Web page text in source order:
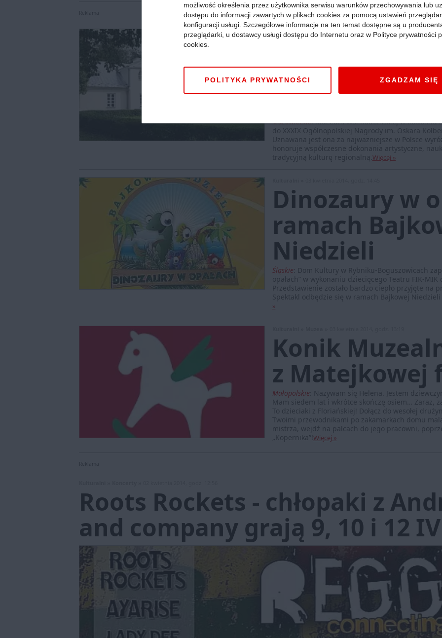
Reklama
Kulturalni »04 kwietnia 2014, godz. 10:13
zasługi dla
ludowej
Mazowieckie:Muzeum Wsi Radomskiej w Radomiu
do XXXIX Ogólnopolskiej Nagrody im. Oskara
Uznawana jest ona za najważniejsze w Polsce
honoruje współczesne dokonania artystyczne,
tradycyjną kulturę regionalną. Więcej »
Dinozaury w
ramach
Niedzieli
Śląskie Dom Kultury w Rybniku-Boguszowicach
opałach” w wykonaniu dziecięcego Teatru FIK-
Przedstawienie zostało bardzo ciepło przyjęte na
Spektakl odbędzie się w ramach Bajkowej Niedzieli
»
Konik
z Matejkowej
Małopolskie Nazywam się Helena. Jestem
Mam siedem lat i wkrótce skończę osiem… Zaraz,
To dzieciaki z Floriańskiej! Dołącz do wesołej
Twoimi przewodnikami po zakamarkach domu
mistrza, wejdź na palcach do jego pracowni,
„Kopernika”! Więcej »
Reklama
Roots Rockets - chłopaki z
and company grają 9, 10 i 12
możliwość określenia przez użytkownika serwisu warunków przechowywania lub
dostępu do informacji zawartych w plikach cookies za pomocą ustawień
konfiguracji usługi. Szczegółowe informacje na ten temat dostępne są u
przeglądarki, u dostawcy usługi dostępu do Internetu oraz w Polityce prywatności
cookies.
POLITYKA PRYWATNOŚCI ZGADZAM SIĘ